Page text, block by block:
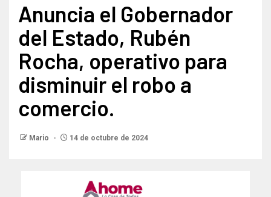
Anuncia el Gobernador
del Estado, Rubén
Rocha, operativo para
disminuir el robo a
comercio.
Mario 14 de octubre de 2024